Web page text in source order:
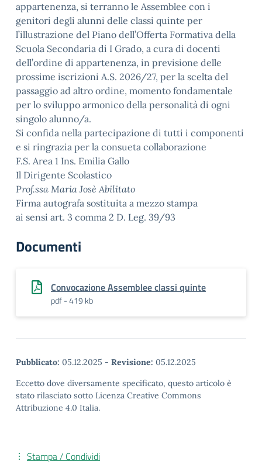
appartenenza, si terranno le Assemblee con i
genitori degli alunni delle classi quinte per
l’illustrazione del Piano dell’Offerta Formativa della
Scuola Secondaria di I Grado, a cura di docenti
dell’ordine di appartenenza, in previsione delle
prossime iscrizioni A.S. 2026/27, per la scelta del
passaggio ad altro ordine, momento fondamentale
per lo sviluppo armonico della personalità di ogni
singolo alunno/a.
Si confida nella partecipazione di tutti i componenti
e si ringrazia per la consueta collaborazione
F.S. Area 1 Ins. Emilia Gallo
Il Dirigente Scolastico
Prof.ssa Maria Josè Abilitato
Firma autografa sostituita a mezzo stampa
ai sensi art. 3 comma 2 D. Leg. 39/93
Documenti
Convocazione Assemblee classi quinte
pdf - 419 kb
Pubblicato: 05.12.2025 - Revisione: 05.12.2025
Eccetto dove diversamente specificato, questo articolo è
stato rilasciato sotto Licenza Creative Commons
Attribuzione 4.0 Italia.
Stampa / Condividi